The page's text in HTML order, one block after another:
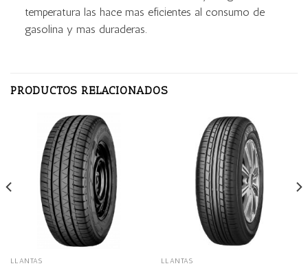
temperatura las hace mas eficientes al consumo de
gasolina y mas duraderas.
PRODUCTOS RELACIONADOS
LLANTAS LLANTAS